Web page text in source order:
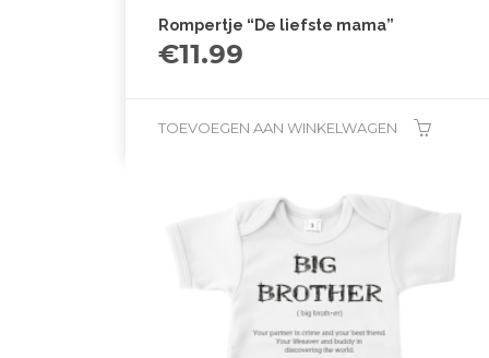
Rompertje “De liefste mama”
€11.99
TOEVOEGEN AAN WINKELWAGEN